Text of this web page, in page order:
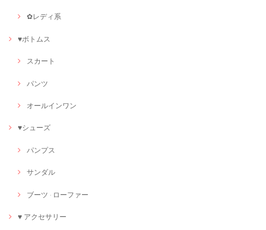
✿レディ系
♥ボトムス
スカート
パンツ
オールインワン
♥シューズ
パンプス
サンダル
ブーツ · ローファー
♥ アクセサリー